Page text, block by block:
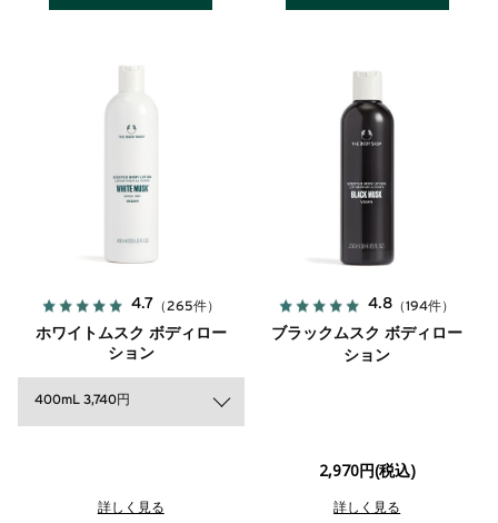
4.7 （265件）
ホワイトムスク ボディロー
ション
400mL 3,740円
詳しく見る
4.8 （194件）
ブラックムスク ボディロー
ション
2,970円(税込)
詳しく見る